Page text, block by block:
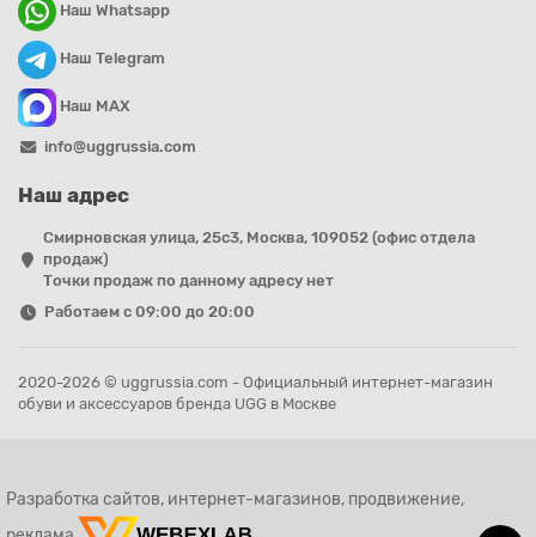
Наш Whatsapp
Наш Telegram
Наш MAX
info@uggrussia.com
Наш адрес
Смирновская улица, 25с3, Москва, 109052 (офис отдела
продаж)
Точки продаж по данному адресу нет
Работаем с 09:00 до 20:00
2020-2026 © uggrussia.com - Официальный интернет-магазин
обуви и аксессуаров бренда UGG в Москве
Разработка сайтов, интернет-магазинов, продвижение,